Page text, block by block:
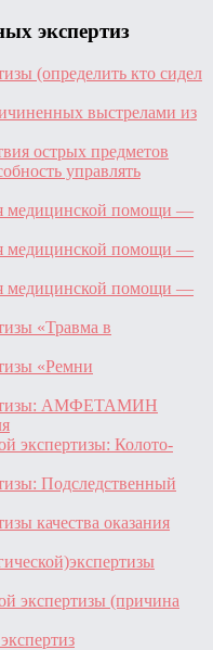
экспертиз
(определить кто сидел
выстрелами из
острых предметов
управлять
медицинской помощи —
медицинской помощи —
медицинской помощи —
«Травма в
«Ремни
АМФЕТАМИН
экспертизы: Колото-
Подследственный
качества оказания
экспертизы (причина